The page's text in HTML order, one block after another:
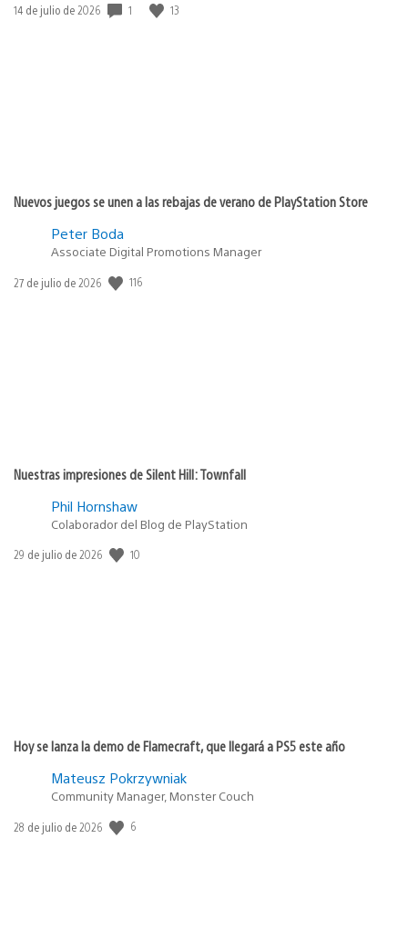
Fecha
14 de julio de 2026 1 13
Nuevos juegos se unen a las rebajas de verano de PlayStation Store
Peter Boda
Associate Digital Promotions Manager
Fecha
27 de julio de 2026 116
Nuestras impresiones de Silent Hill: Townfall
Phil Hornshaw
Colaborador del Blog de PlayStation
Fecha
29 de julio de 2026 10
Hoy se lanza la demo de Flamecraft, que llegará a PS5 este año
Mateusz Pokrzywniak
Community Manager, Monster Couch
Fecha
28 de julio de 2026 6